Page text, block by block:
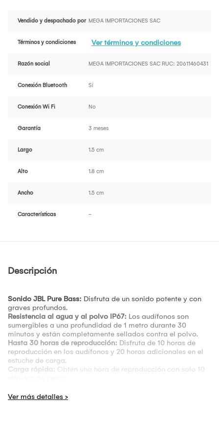
Vendido y despachado por MEGA IMPORTACIONES SAC
Términos y condiciones Ver términos y condiciones
Razón social MEGA IMPORTACIONES SAC RUC: 20611460431
Conexión Bluetooth Sí
Conexión Wi Fi No
Garantía 3 meses
Largo 1.5 cm
Alto 1.8 cm
Ancho 1.5 cm
Características -
Descripción
Sonido JBL Pure Bass: Disfruta de un sonido potente y con
graves profundos.
Resistencia al agua y al polvo IP67: Los audífonos son
sumergibles a una profundidad de 1 metro durante 30
minutos y están completamente sellados contra el polvo.
Hasta 30 horas de reproducción: Disfruta de 10 horas de
reproducción en los audífonos y 20 horas adicionales en el
estuche de carga.
Carga rápida: Obtén una hora de reproducción con solo 10
cómodamente a tus oídos y no se caen durante tus